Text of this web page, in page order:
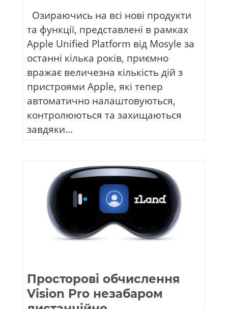
Озираючись на всі нові продукти
та функції, представлені в рамках
Apple Unified Platform від Mosyle за
останні кілька років, приємно
вражає величезна кількість дій з
пристроями Apple, які тепер
автоматично налаштовуються,
контролюються та захищаються
завдяки...
Просторові обчислення
Vision Pro незабаром